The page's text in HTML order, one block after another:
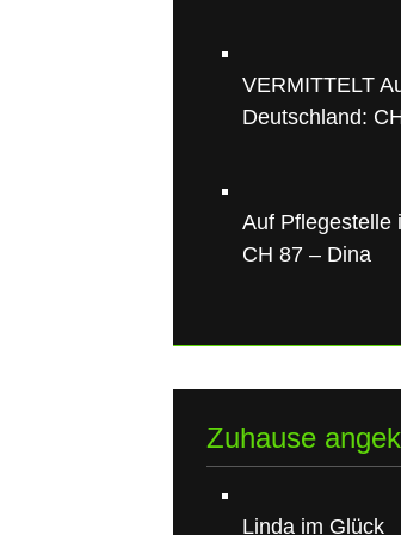
VERMITTELT
Deutschland:
Auf Pflegestelle
CH 87 – Dina
Zuhause
Linda im Glück